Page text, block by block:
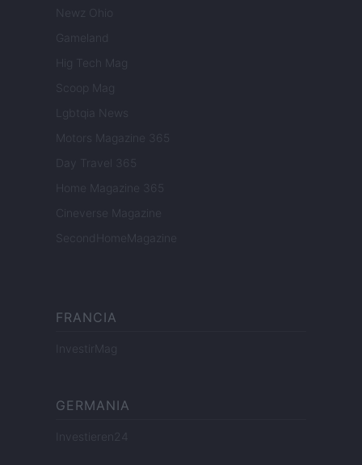
Newz Ohio
Gameland
Hig Tech Mag
Scoop Mag
Lgbtqia News
Motors Magazine 365
Day Travel 365
Home Magazine 365
Cineverse Magazine
SecondHomeMagazine
FRANCIA
InvestirMag
GERMANIA
Investieren24